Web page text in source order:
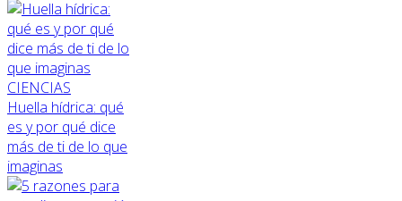
CIENCIAS
Huella hídrica: qué
es y por qué dice
más de ti de lo que
imaginas